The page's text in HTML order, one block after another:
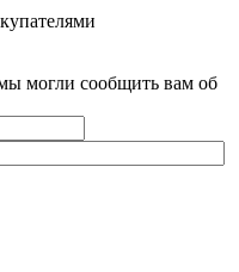
могли сообщить вам об